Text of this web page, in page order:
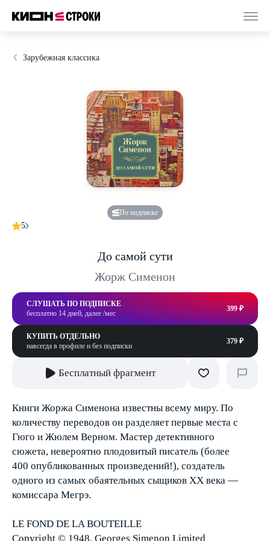
Зарубежная классика
По подписке
5
До самой сути
Жорж Сименон
СЛУШАТЬ ПО ПОДПИСКЕ
бесплатно 14 дней, далее /мес
399 ₽
КУПИТЬ ОТДЕЛЬНО
навсегда в профиле и без подписки
379 ₽
Бесплатный фрагмент
Книги Жоржа Сименона известны всему миру. По
количеству переводов он разделяет первые места с
Гюго и Жюлем Верном. Мастер детективного
сюжета, невероятно плодовитый писатель (более
400 опубликованных произведений!), создатель
одного из самых обаятельных сыщиков ХХ века —
комиссара Мегрэ.
LE FOND DE LA BOUTEILLE
Copyright © 1948, Georges Simenon Limited